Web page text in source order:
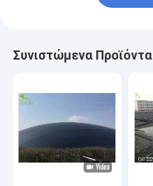
Συνιστώμενα Προϊόντα